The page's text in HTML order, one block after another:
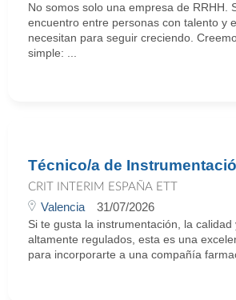
No somos solo una empresa de RRHH.
encuentro entre personas con talento y
necesitan para seguir creciendo.
simple: ...
Técnico/a de
CRIT INTERIM ESPAÑA ETT
Valencia 31/07/2026
Si te gusta la instrumentación, la
altamente regulados, esta es una
para incorporarte a una compañía